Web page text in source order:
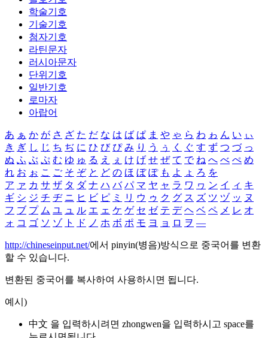
학술기호
기술기호
첨자기호
라틴문자
러시아문자
단위기호
일반기호
로마자
아랍어
あ ぁ か が さ ざ た だ な は ば ぱ ま や ゃ ら わ ゎ ん い ぃ
き ぎ し じ ち ぢ に ひ び ぴ み り う ぅ く ぐ す ず つ づ っ
ぬ ふ ぶ ぷ む ゆ ゅ る え ぇ け げ せ ぜ て で ね へ べ ぺ め
れ お ぉ こ ご そ ぞ と ど の ほ ぼ ぽ も よ ょ ろ を
ア ァ カ サ ザ タ ダ ナ ハ バ パ マ ヤ ャ ラ ワ ヮ ン イ ィ キ
ギ シ ジ チ ヂ ニ ヒ ビ ピ ミ リ ウ ゥ ク グ ス ズ ツ ヅ ッ ヌ
フ ブ プ ム ユ ュ ル エ ェ ケ ゲ セ ゼ テ デ ヘ ベ ペ メ レ オ
ォ コ ゴ ソ ゾ ト ド ノ ホ ボ ポ モ ヨ ョ ロ ヲ ―
http://chineseinput.net/에서 pinyin(병음)방식으로 중국어를 변환
할 수 있습니다.
변환된 중국어를 복사하여 사용하시면 됩니다.
예시)
中文 을 입력하시려면 zhongwen을 입력하시고 space를